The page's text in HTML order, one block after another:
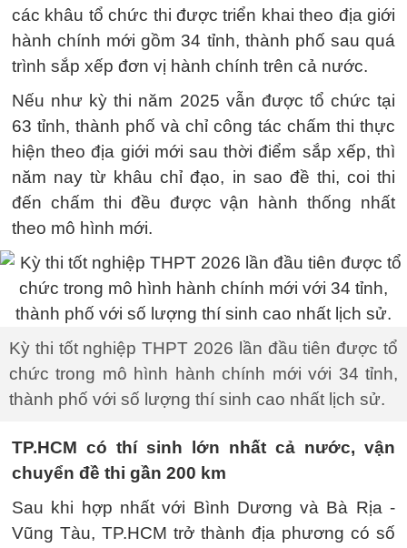
các khâu tổ chức thi được triển khai theo địa giới
hành chính mới gồm 34 tỉnh, thành phố sau quá
trình sắp xếp đơn vị hành chính trên cả nước.
Nếu như kỳ thi năm 2025 vẫn được tổ chức tại
63 tỉnh, thành phố và chỉ công tác chấm thi thực
hiện theo địa giới mới sau thời điểm sắp xếp, thì
năm nay từ khâu chỉ đạo, in sao đề thi, coi thi
đến chấm thi đều được vận hành thống nhất
theo mô hình mới.
Kỳ thi tốt nghiệp THPT 2026 lần đầu tiên được tổ
chức trong mô hình hành chính mới với 34 tỉnh,
thành phố với số lượng thí sinh cao nhất lịch sử.
TP.HCM có thí sinh lớn nhất cả nước, vận
chuyển đề thi gần 200 km
Sau khi hợp nhất với Bình Dương và Bà Rịa -
Vũng Tàu, TP.HCM trở thành địa phương có số